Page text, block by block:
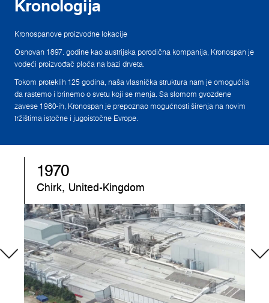
Kronologija
Kronospanove proizvodne lokacije
Osnovan 1897. godine kao austrijska porodična kompanija, Kronospan je
vodeći proizvođač ploča na bazi drveta.
Tokom proteklih 125 godina, naša vlasnička struktura nam je omogućila
da rastemo i brinemo o svetu koji se menja. Sa slomom gvozdene
zavese 1980-ih, Kronospan je prepoznao mogućnosti širenja na novim
tržištima istočne i jugoistočne Evrope.
1970
Chirk, United-Kingdom